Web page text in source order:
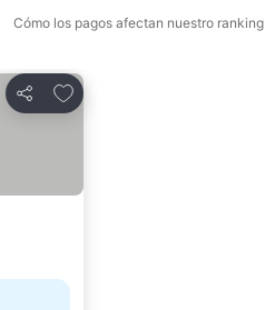
Cómo los pagos afectan nuestro ranking
Compartir
Agregar a favoritos